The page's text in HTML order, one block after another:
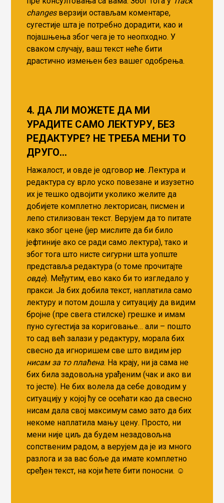
changes верзији остављам коментаре,
сугестије шта је потребно дорадити, као и
појашњења због чега је то неопходно. У
сваком случају, ваш текст неће бити
драстично измењен без вашег одобрења.
4. ДА ЛИ МОЖЕТЕ ДА МИ
УРАДИТЕ САМО ЛЕКТУРУ, БЕЗ
РЕДАКТУРЕ? НЕ ТРЕБА МЕНИ ТО
ДРУГО…
Нажалост, и овде је одговор не. Лектура и
редактура су врло уско повезане и изузетно
их је тешко одвојити уколико желите да
добијете комплетно лекторисан, писмен и
лепо стилизован текст. Верујем да то питате
како због цене (јер мислите да би било
јефтиније ако се ради само лектура), тако и
због тога што нисте сигурни шта уопште
представља редактура (о томе прочитајте
овде). Међутим, ево како би то изгледало у
пракси. Ја бих добила текст, наплатила само
лектуру и потом дошла у ситуацију да видим
бројне (пре свега стилске) грешке и имам
пуно сугестија за кориговање… али – пошто
то сад већ залази у редактуру, морала бих
свесно да игноришем све што видим јер
нисам за то плаћена. На крају, ни ја сама не
бих била задовољна урађеним (чак и ако ви
то јесте). Не бих волела да себе доводим у
ситуацију у којој ћу се осећати као да свесно
нисам дала свој максимум само зато да бих
некоме наплатила мању цену. Просто, ни
мени није циљ да будем незадовољна
сопственим радом, а верујем да је из много
разлога и за вас боље да имате комплетно
сређен текст, на који ћете бити поносни. ☺️